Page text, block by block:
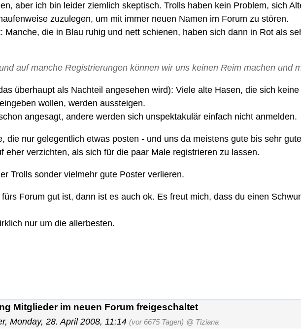
aber ich bin leider ziemlich skeptisch. Trolls haben kein Problem, sich
zuzulegen, um mit immer neuen Namen im Forum zu stören.
Manche, die in Blau ruhig und nett schienen, haben sich dann in Rot als
auf manche Registrierungen können wir uns keinen Reim machen und
überhaupt als Nachteil angesehen wird): Viele alte Hasen, die sich
wollen, werden aussteigen.
angesagt, andere werden sich unspektakulär einfach nicht anmelden.
die nur gelegentlich etwas posten - und uns da meistens gute bis sehr
eher verzichten, als sich für die paar Male registrieren zu lassen.
Trolls sonder vielmehr gute Poster verlieren.
Forum gut ist, dann ist es auch ok. Es freut mich, dass du einen
nur um die allerbesten.
Mitglieder im neuen Forum freigeschaltet
, Monday, 28. April 2008, 11:14 (vor 6675 Tagen) @ Tiziana